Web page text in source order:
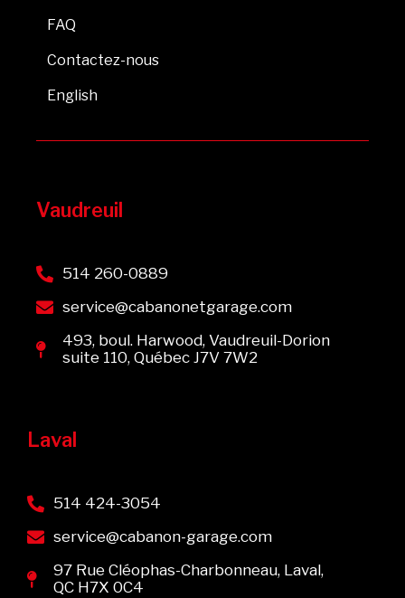
FAQ
Contactez-nous
English
Vaudreuil
514 260-0889
service@cabanonetgarage.com
493, boul. Harwood, Vaudreuil-Dorion
suite 110, Québec J7V 7W2
Laval
514 424-3054
service@cabanon-garage.com
97 Rue Cléophas-Charbonneau, Laval,
QC H7X 0C4